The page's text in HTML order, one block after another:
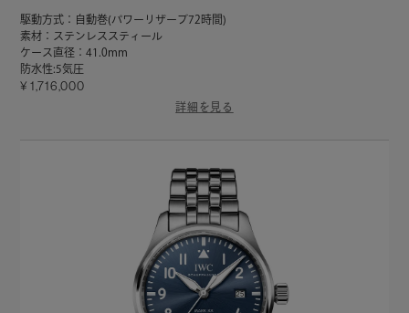
駆動方式：自動巻(パワーリザーブ72時間)
素材：ステンレススティール
ケース直径：41.0mm
防水性:5気圧
1,716,000
詳細を見る